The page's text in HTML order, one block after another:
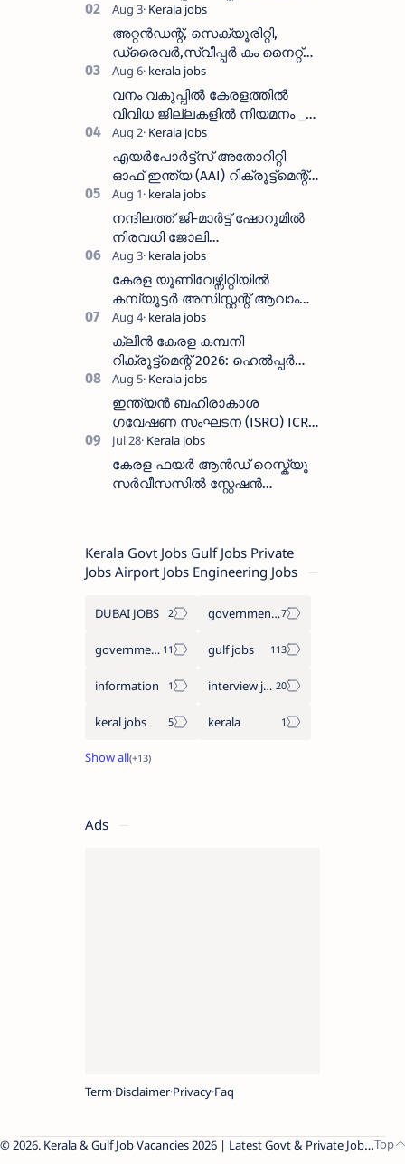
വാക്ക്-ഇൻ ഇന്റർവ്യൂ
നടത്തുന്നു
അറ്റൻഡന്റ്, സെക്യൂരിറ്റി,
ഡ്രൈവർ,സ്വീപ്പർ കം നൈറ്റ്
വാച്ച്മാൻ തുടങ്ങി നിരവധി
ഒഴിവുകൾ
വനം വകുപ്പിൽ കേരളത്തിൽ
വിവിധ ജില്ലകളിൽ നിയമനം _
Forest Department Recruitment |
District-wise Vacancies
എയർപോർട്ട്സ് അതോറിറ്റി
ഓഫ് ഇന്ത്യ (AAI) റിക്രൂട്ട്മെന്റ്
2026: 800+ ഒഴിവുകൾ,
അപേക്ഷിക്കാനുള്ള അവസാന
തീയതി സെപ്റ്റംബർ 7
നന്ദിലത്ത് ജി-മാർട്ട് ഷോറൂമിൽ
നിരവധി ജോലി
ഒഴിവുകൾ|Nandilath G-Mart
Showroom vacancies 2026
കേരള യൂണിവേഴ്സിറ്റിയിൽ
കമ്പ്യൂട്ടർ അസിസ്റ്റന്റ് ആവാം
:അവസാന തീയതി: ഓഗസ്റ്റ് 5 ന്
ക്ലീൻ കേരള കമ്പനി
റിക്രൂട്ട്മെന്റ് 2026: ഹെൽപ്പർ
തസ്തികയിലേക്ക് ഓഗസ്റ്റ് 5-ന്
വാക്ക് ഇൻ ഇന്റർവ്യൂ
ഇന്ത്യൻ ബഹിരാകാശ
ഗവേഷണ സംഘടന (ISRO) ICRB
യിൽ ജോലി അവസരം :ശമ്പളം
25, 500 രൂപ മുതൽ
കേരള ഫയർ ആൻഡ് റെസ്ക്യൂ
സർവീസസിൽ സ്റ്റേഷൻ
Kerala Govt Jobs Gulf Jobs Private
Jobs Airport Jobs Engineering Jobs
DUBAI JOBS government information
government jobs gulf jobs
information interview jobs
keral jobs kerala
Ads
Term Disclaimer Privacy Faq
2026. Kerala & Gulf Job Vacancies 2026 | Latest Govt & Private Jobs .